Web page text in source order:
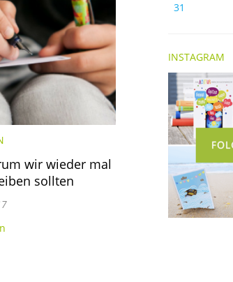
wir wieder mal
sollten
31
INSTAGRAM